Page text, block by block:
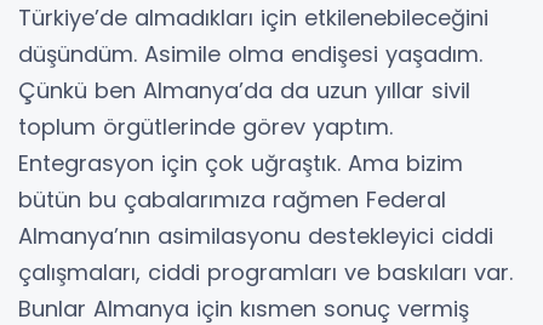
Türkiye’de almadıkları için etkilenebileceğini
düşündüm. Asimile olma endişesi yaşadım.
Çünkü ben Almanya’da da uzun yıllar sivil
toplum örgütlerinde görev yaptım.
Entegrasyon için çok uğraştık. Ama bizim
bütün bu çabalarımıza rağmen Federal
Almanya’nın asimilasyonu destekleyici ciddi
çalışmaları, ciddi programları ve baskıları var.
Bunlar Almanya için kısmen sonuç vermiş